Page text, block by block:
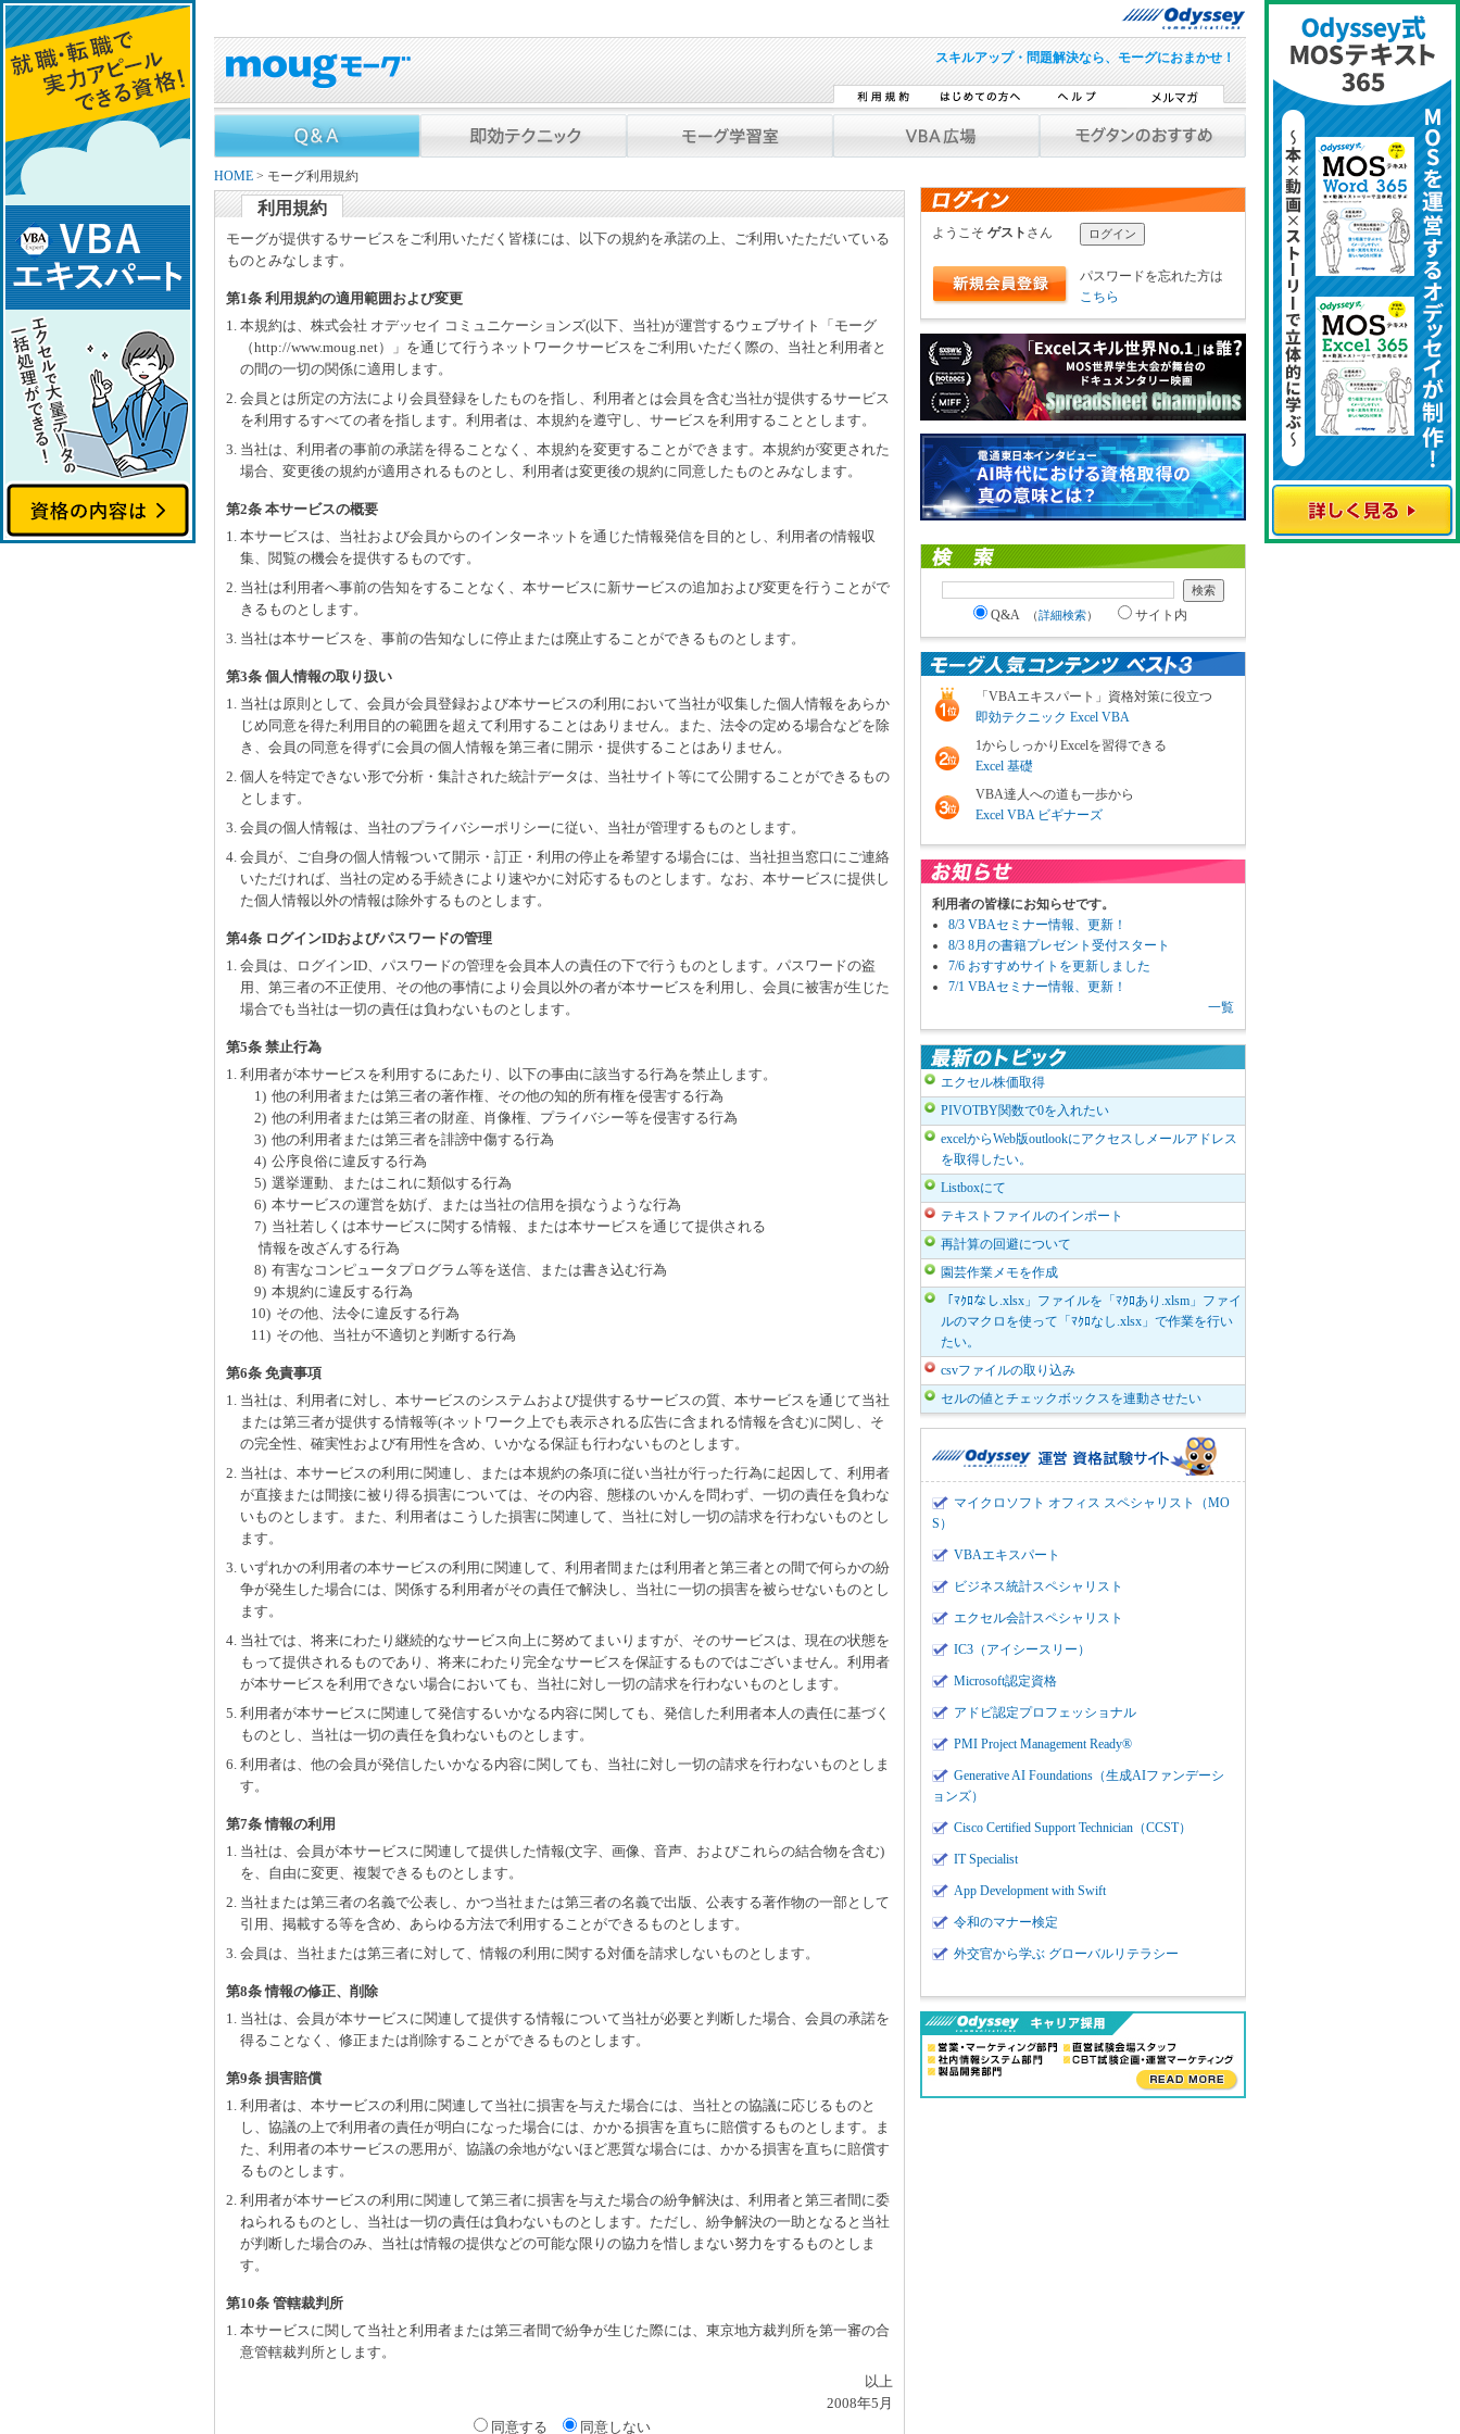
スキルアップ・問題解決なら、モーグにおまかせ！
HOME > モーグ利用規約
利用規約
モーグが提供するサービスをご利用いただく皆様には、以下の規約を承諾の上、ご利用いたただいている
ものとみなします。
第1条 利用規約の適用範囲および変更
1. 本規約は、株式会社 オデッセイ コミュニケーションズ(以下、当社)が運営するウェブサイト「モーグ
（http://www.moug.net）」を通じて行うネットワークサービスをご利用いただく際の、当社と利用者と
の間の一切の関係に適用します。
2. 会員とは所定の方法により会員登録をしたものを指し、利用者とは会員を含む当社が提供するサービス
を利用するすべての者を指します。利用者は、本規約を遵守し、サービスを利用することとします。
3. 当社は、利用者の事前の承諾を得ることなく、本規約を変更することができます。本規約が変更された
場合、変更後の規約が適用されるものとし、利用者は変更後の規約に同意したものとみなします。
第2条 本サービスの概要
1. 本サービスは、当社および会員からのインターネットを通じた情報発信を目的とし、利用者の情報収
集、閲覧の機会を提供するものです。
2. 当社は利用者へ事前の告知をすることなく、本サービスに新サービスの追加および変更を行うことがで
きるものとします。
3. 当社は本サービスを、事前の告知なしに停止または廃止することができるものとします。
第3条 個人情報の取り扱い
1. 当社は原則として、会員が会員登録および本サービスの利用において当社が収集した個人情報をあらか
じめ同意を得た利用目的の範囲を超えて利用することはありません。また、法令の定める場合などを除
き、会員の同意を得ずに会員の個人情報を第三者に開示・提供することはありません。
2. 個人を特定できない形で分析・集計された統計データは、当社サイト等にて公開することができるもの
とします。
3. 会員の個人情報は、当社のプライバシーポリシーに従い、当社が管理するものとします。
4. 会員が、ご自身の個人情報ついて開示・訂正・利用の停止を希望する場合には、当社担当窓口にご連絡
いただければ、当社の定める手続きにより速やかに対応するものとします。なお、本サービスに提供し
た個人情報以外の情報は除外するものとします。
第4条 ログインIDおよびパスワードの管理
1. 会員は、ログインID、パスワードの管理を会員本人の責任の下で行うものとします。パスワードの盗
用、第三者の不正使用、その他の事情により会員以外の者が本サービスを利用し、会員に被害が生じた
場合でも当社は一切の責任は負わないものとします。
第5条 禁止行為
1. 利用者が本サービスを利用するにあたり、以下の事由に該当する行為を禁止します。
1) 他の利用者または第三者の著作権、その他の知的所有権を侵害する行為
2) 他の利用者または第三者の財産、肖像権、プライバシー等を侵害する行為
3) 他の利用者または第三者を誹謗中傷する行為
4) 公序良俗に違反する行為
5) 選挙運動、またはこれに類似する行為
6) 本サービスの運営を妨げ、または当社の信用を損なうような行為
7) 当社若しくは本サービスに関する情報、または本サービスを通じて提供される
情報を改ざんする行為
8) 有害なコンピュータプログラム等を送信、または書き込む行為
9) 本規約に違反する行為
10) その他、法令に違反する行為
11) その他、当社が不適切と判断する行為
第6条 免責事項
1. 当社は、利用者に対し、本サービスのシステムおよび提供するサービスの質、本サービスを通じて当社
または第三者が提供する情報等(ネットワーク上でも表示される広告に含まれる情報を含む)に関し、そ
の完全性、確実性および有用性を含め、いかなる保証も行わないものとします。
2. 当社は、本サービスの利用に関連し、または本規約の条項に従い当社が行った行為に起因して、利用者
が直接または間接に被り得る損害については、その内容、態様のいかんを問わず、一切の責任を負わな
いものとします。また、利用者はこうした損害に関連して、当社に対し一切の請求を行わないものとし
ます。
3. いずれかの利用者の本サービスの利用に関連して、利用者間または利用者と第三者との間で何らかの紛
争が発生した場合には、関係する利用者がその責任で解決し、当社に一切の損害を被らせないものとし
ます。
4. 当社では、将来にわたり継続的なサービス向上に努めてまいりますが、そのサービスは、現在の状態を
もって提供されるものであり、将来にわたり完全なサービスを保証するものではございません。利用者
が本サービスを利用できない場合においても、当社に対し一切の請求を行わないものとします。
5. 利用者が本サービスに関連して発信するいかなる内容に関しても、発信した利用者本人の責任に基づく
ものとし、当社は一切の責任を負わないものとします。
6. 利用者は、他の会員が発信したいかなる内容に関しても、当社に対し一切の請求を行わないものとしま
す。
第7条 情報の利用
1. 当社は、会員が本サービスに関連して提供した情報(文字、画像、音声、およびこれらの結合物を含む)
を、自由に変更、複製できるものとします。
2. 当社または第三者の名義で公表し、かつ当社または第三者の名義で出版、公表する著作物の一部として
引用、掲載する等を含め、あらゆる方法で利用することができるものとします。
3. 会員は、当社または第三者に対して、情報の利用に関する対価を請求しないものとします。
第8条 情報の修正、削除
1. 当社は、会員が本サービスに関連して提供する情報について当社が必要と判断した場合、会員の承諾を
得ることなく、修正または削除することができるものとします。
第9条 損害賠償
1. 利用者は、本サービスの利用に関連して当社に損害を与えた場合には、当社との協議に応じるものと
し、協議の上で利用者の責任が明白になった場合には、かかる損害を直ちに賠償するものとします。ま
た、利用者の本サービスの悪用が、協議の余地がないほど悪質な場合には、かかる損害を直ちに賠償す
るものとします。
2. 利用者が本サービスの利用に関連して第三者に損害を与えた場合の紛争解決は、利用者と第三者間に委
ねられるものとし、当社は一切の責任は負わないものとします。ただし、紛争解決の一助となると当社
が判断した場合のみ、当社は情報の提供などの可能な限りの協力を惜しまない努力をするものとしま
す。
第10条 管轄裁判所
1. 本サービスに関して当社と利用者または第三者間で紛争が生じた際には、東京地方裁判所を第一審の合
意管轄裁判所とします。
以上
2008年5月
同意する
同意しない
ようこそ ゲスト さん
パスワードを忘れた方は
こちら
Q&A （詳細検索） サイト内
「VBAエキスパート」資格対策に役立つ
即効テクニック Excel VBA
1からしっかりExcelを習得できる
Excel 基礎
VBA達人への道も一歩から
Excel VBA ビギナーズ
利用者の皆様にお知らせです。
8/3 VBAセミナー情報、更新！
8/3 8月の書籍プレゼント受付スタート
7/6 おすすめサイトを更新しました
7/1 VBAセミナー情報、更新！
一覧
エクセル株価取得
PIVOTBY関数で0を入れたい
excelからWeb版outlookにアクセスしメールアドレス
を取得したい。
Listboxにて
テキストファイルのインポート
再計算の回避について
園芸作業メモを作成
「ﾏｸﾛなし.xlsx」ファイルを「ﾏｸﾛあり.xlsm」ファイ
ルのマクロを使って「ﾏｸﾛなし.xlsx」で作業を行い
たい。
csvファイルの取り込み
セルの値とチェックボックスを連動させたい
マイクロソフト オフィス スペシャリスト（MO
S）
VBAエキスパート
ビジネス統計スペシャリスト
エクセル会計スペシャリスト
IC3（アイシースリー）
Microsoft認定資格
アドビ認定プロフェッショナル
PMI Project Management Ready®
Generative AI Foundations（生成AIファンデーシ
ョンズ）
Cisco Certified Support Technician（CCST）
IT Specialist
App Development with Swift
令和のマナー検定
外交官から学ぶ グローバルリテラシー